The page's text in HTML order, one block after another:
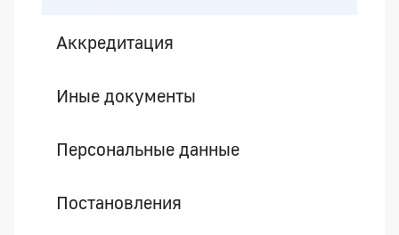
Аккредитация
Иные документы
Персональные данные
Постановления